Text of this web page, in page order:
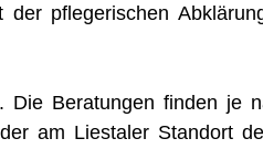
pflegerischen
Beratungen finden je
am Liestaler Standort